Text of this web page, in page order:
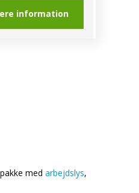
information
med arbejdslys,